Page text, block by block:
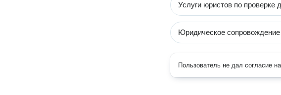
Услуги юристов по проверке
Юридическое
Пользователь не дал согласие